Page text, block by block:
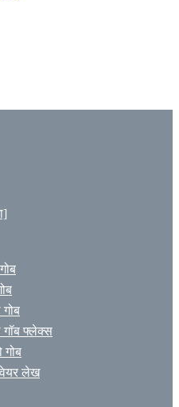
गोब
गॉब फ्लेक्स
गोब
लेख